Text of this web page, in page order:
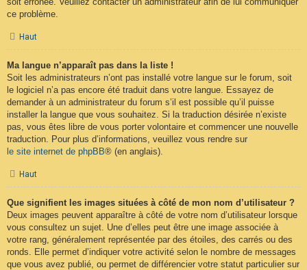
ce problème.
Haut
Ma langue n’apparaît pas dans la liste !
Soit les administrateurs n’ont pas installé votre langue sur le forum, soit
le logiciel n’a pas encore été traduit dans votre langue. Essayez de
demander à un administrateur du forum s’il est possible qu’il puisse
installer la langue que vous souhaitez. Si la traduction désirée n’existe
pas, vous êtes libre de vous porter volontaire et commencer une nouvelle
traduction. Pour plus d’informations, veuillez vous rendre sur
le site internet de phpBB® (en anglais).
Haut
Que signifient les images situées à côté de mon nom d’utilisateur ?
Deux images peuvent apparaître à côté de votre nom d’utilisateur lorsque
vous consultez un sujet. Une d’elles peut être une image associée à
votre rang, généralement représentée par des étoiles, des carrés ou des
ronds. Elle permet d’indiquer votre activité selon le nombre de messages
que vous avez publié, ou permet de différencier votre statut particulier sur